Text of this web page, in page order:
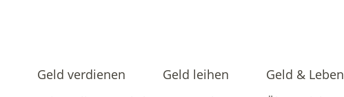
Geld verdienen Geld leihen Geld & Leben